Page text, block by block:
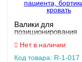
Валики для
позиционирования
кровать
Нет в наличии
Код товара: R-1-017